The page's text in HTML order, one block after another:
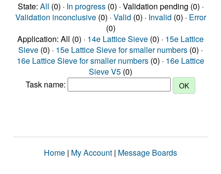
State: All (0) · In progress(0) · Validation pending (0) ·
Validation inconclusive(0) · Valid (0) · Invalid (0) · Error
(0)
Application: All (0) · 14e Lattice Sieve (0) · 15e Lattice
Sieve (0) · 15e Lattice Sieve for smaller numbers (0) ·
16e Lattice Sieve for smaller numbers (0) · 16e Lattice
Sieve V5 (0)
Task name:
Home | My Account | Message Boards